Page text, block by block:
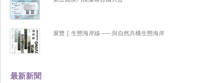
最新新聞
展覽 | 生態海岸線 ── 與自然共構生態海岸